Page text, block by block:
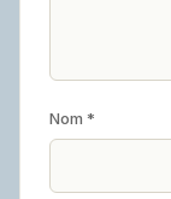
Nom *